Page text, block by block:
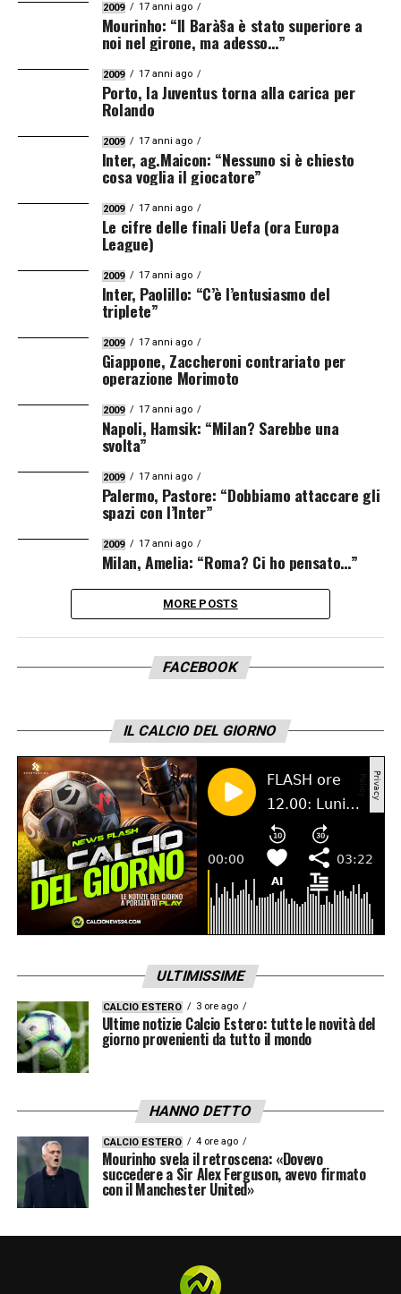
2009 17 anni ago
Mourinho: “Il Barà§a è stato superiore a
noi nel girone, ma adesso…”
2009 17 anni ago
Porto, la Juventus torna alla carica per
Rolando
2009 17 anni ago
Inter, ag.Maicon: “Nessuno si è chiesto
cosa voglia il giocatore”
2009 17 anni ago
Le cifre delle finali Uefa (ora Europa
League)
2009 17 anni ago
Inter, Paolillo: “C’è l’entusiasmo del
triplete”
2009 17 anni ago
Giappone, Zaccheroni contrariato per
operazione Morimoto
2009 17 anni ago
Napoli, Hamsik: “Milan? Sarebbe una
svolta”
2009 17 anni ago
Palermo, Pastore: “Dobbiamo attaccare gli
spazi con l’Inter”
2009 17 anni ago
Milan, Amelia: “Roma? Ci ho pensato…”
MORE POSTS
FACEBOOK
IL CALCIO DEL GIORNO
ULTIMISSIME
CALCIO ESTERO 3 ore ago
Ultime notizie Calcio Estero: tutte le novità del
giorno provenienti da tutto il mondo
HANNO DETTO
CALCIO ESTERO 4 ore ago
Mourinho svela il retroscena: «Dovevo
succedere a Sir Alex Ferguson, avevo firmato
con il Manchester United»